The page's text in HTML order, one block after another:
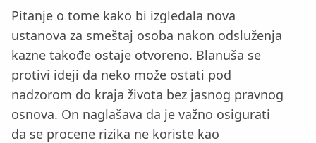
Pitanje o tome kako bi izgledala nova
ustanova za smeštaj osoba nakon odsluženja
kazne takođe ostaje otvoreno. Blanuša se
protivi ideji da neko može ostati pod
nadzorom do kraja života bez jasnog pravnog
osnova. On naglašava da je važno osigurati
da se procene rizika ne koriste kao